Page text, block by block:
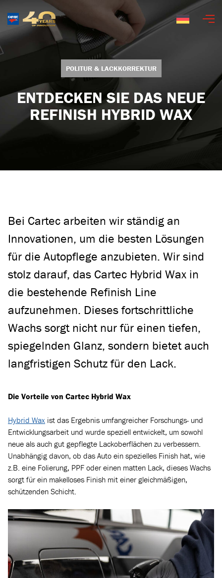
POLITUR & LACKKORREKTUR
ENTDECKEN SIE DAS NEUE
REFINISH HYBRID WAX
Bei Cartec arbeiten wir ständig an
Innovationen, um die besten Lösungen
für die Autopflege anzubieten. Wir sind
stolz darauf, das Cartec Hybrid Wax in
die bestehende Refinish Line
aufzunehmen. Dieses fortschrittliche
Wachs sorgt nicht nur für einen tiefen,
spiegelnden Glanz, sondern bietet auch
langfristigen Schutz für den Lack.
Die Vorteile von Cartec Hybrid Wax
Hybrid Wax ist das Ergebnis umfangreicher Forschungs- und
Entwicklungsarbeit und wurde speziell entwickelt, um sowohl
neue als auch gut gepflegte Lackoberflächen zu verbessern.
Unabhängig davon, ob das Auto ein spezielles Finish hat, wie
z.B. eine Folierung, PPF oder einen matten Lack, dieses Wachs
sorgt für ein makelloses Finish mit einer gleichmäßigen,
schützenden Schicht.